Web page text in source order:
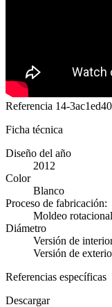
Referencia 14-
Ficha técnica
Diseño del año
2012
Color
Blanco
Proceso de fabricación:
Moldeo rotacional
Diámetro
Versión de
Versión de
Referencias específicas
Descargar